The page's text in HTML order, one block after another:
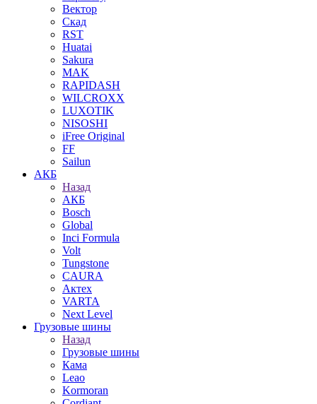
Вектор
Скад
RST
Huatai
Sakura
MAK
RAPIDASH
WILCROXX
LUXOTIK
NISOSHI
iFree Original
FF
Sailun
АКБ
Назад
АКБ
Bosch
Global
Inci Formula
Volt
Tungstone
CAURA
Актех
VARTA
Next Level
Грузовые шины
Назад
Грузовые шины
Кама
Leao
Kormoran